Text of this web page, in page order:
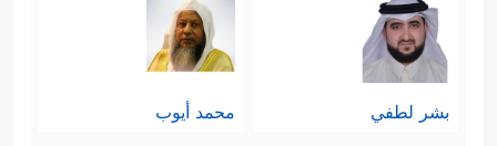
بشر لطفي محمد أيوب